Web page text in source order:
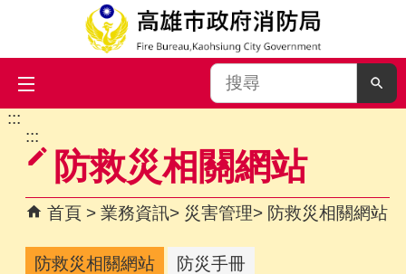
跳到主要內容區塊
搜
尋
:::
:::
防救災相關網站
首頁 業務資訊 災害管理 防救災相關網站
防救災相關網站 防災手冊